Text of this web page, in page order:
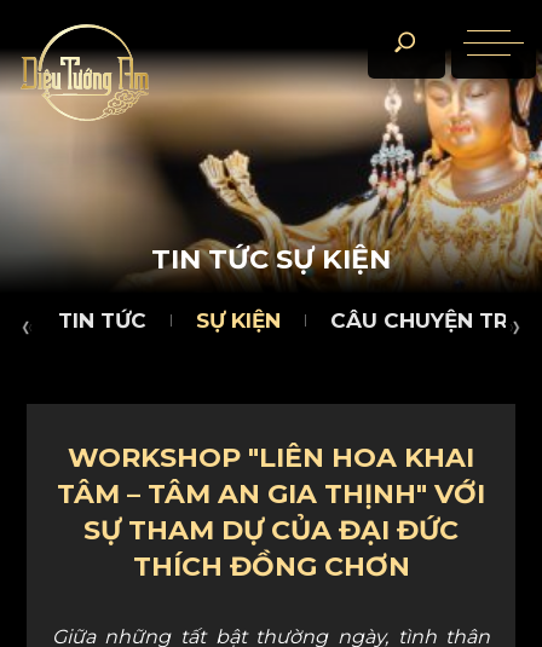
TIN TỨC CÂU CHUYỆN TRÀ ĐÀM
TIN TỨC SỰ KIỆN
TIN TỨC SỰ KIỆN CÂU CHUYỆN TRÀ
WORKSHOP "LIÊN HOA KHAI
TÂM – TÂM AN GIA THỊNH" VỚI
SỰ THAM DỰ CỦA ĐẠI ĐỨC
THÍCH ĐỒNG CHƠN
Giữa những tất bật thường ngày, tình thân